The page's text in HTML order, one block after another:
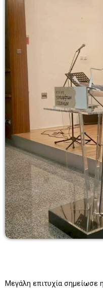
14:00 - 16:00
Drive Time
16:00-19:00
16:00 - 19:00
Κοσμάς
19:00-20:00
19:00 - 20:00
Μεγάλη επιτυχία σημείωσε